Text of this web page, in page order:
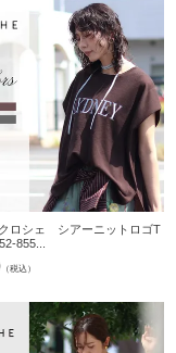
ロシェ シアーニットロゴT
855...
（税込）